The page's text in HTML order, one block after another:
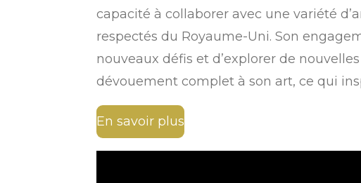
capacité à collaborer avec une variété
respectés du Royaume-Uni. Son
nouveaux défis et d’explorer de
dévouement complet à son art, ce qui
En savoir plus